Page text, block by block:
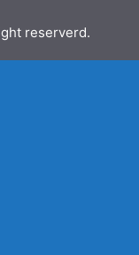
reserverd.